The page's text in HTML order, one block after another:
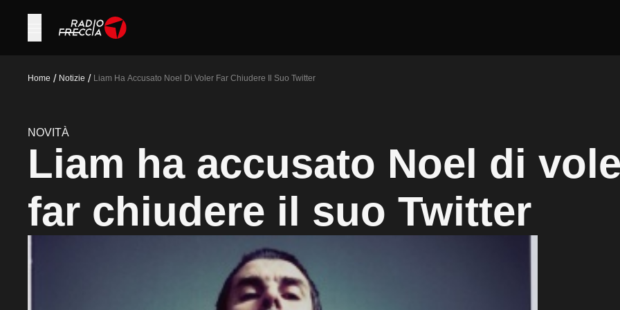
Home / Notizie / Liam Ha Accusato Noel Di Voler Far Chiudere Il Suo Twitter
NOVITÀ
Liam ha accusato Noel di
far chiudere il suo Twitter